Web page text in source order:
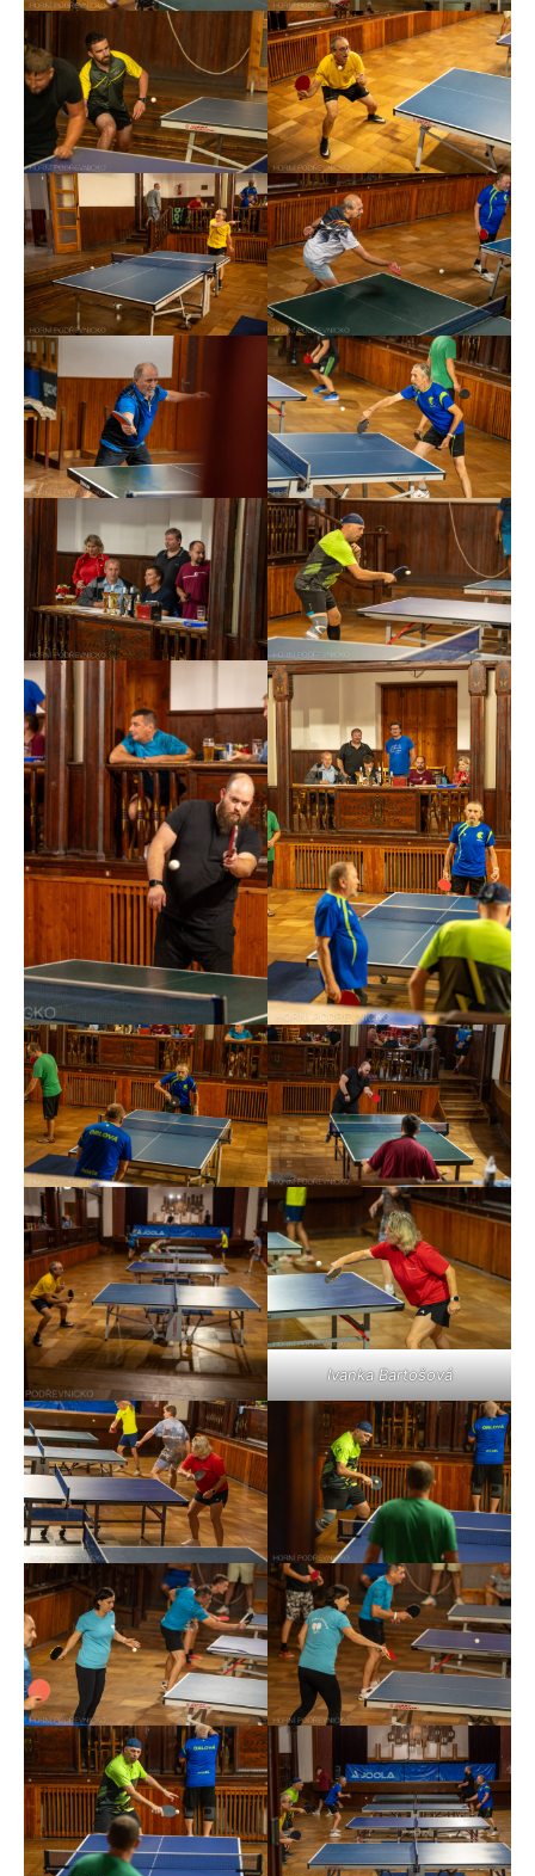
Ivanka Bartošová